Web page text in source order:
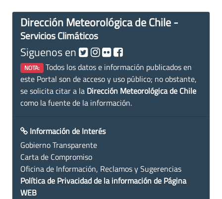
Dirección Meteorológica de Chile -
Servicios Climáticos
Siguenos en
NOTA: Todos los datos e información publicados en
este Portal son de acceso y uso público; no obstante,
se solicita citar a la Dirección Meteorológica de Chile
como la fuente de la información.
Información de Interés
Gobierno Transparente
Carta de Compromiso
Oficina de Información, Reclamos y Sugerencias
Política de Privacidad de la información de Página
WEB